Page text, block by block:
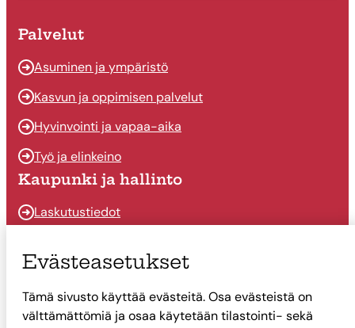
Palvelut
Asuminen ja ympäristö
Kasvun ja oppimisen palvelut
Hyvinvointi ja vapaa-aika
Työ ja elinkeino
Kaupunki ja hallinto
Laskutustiedot
Päätöksenteko
Talous
Evästeasetukset
Tämä sivusto käyttää evästeitä. Osa evästeistä on
välttämättömiä ja osaa käytetään tilastointi- sekä